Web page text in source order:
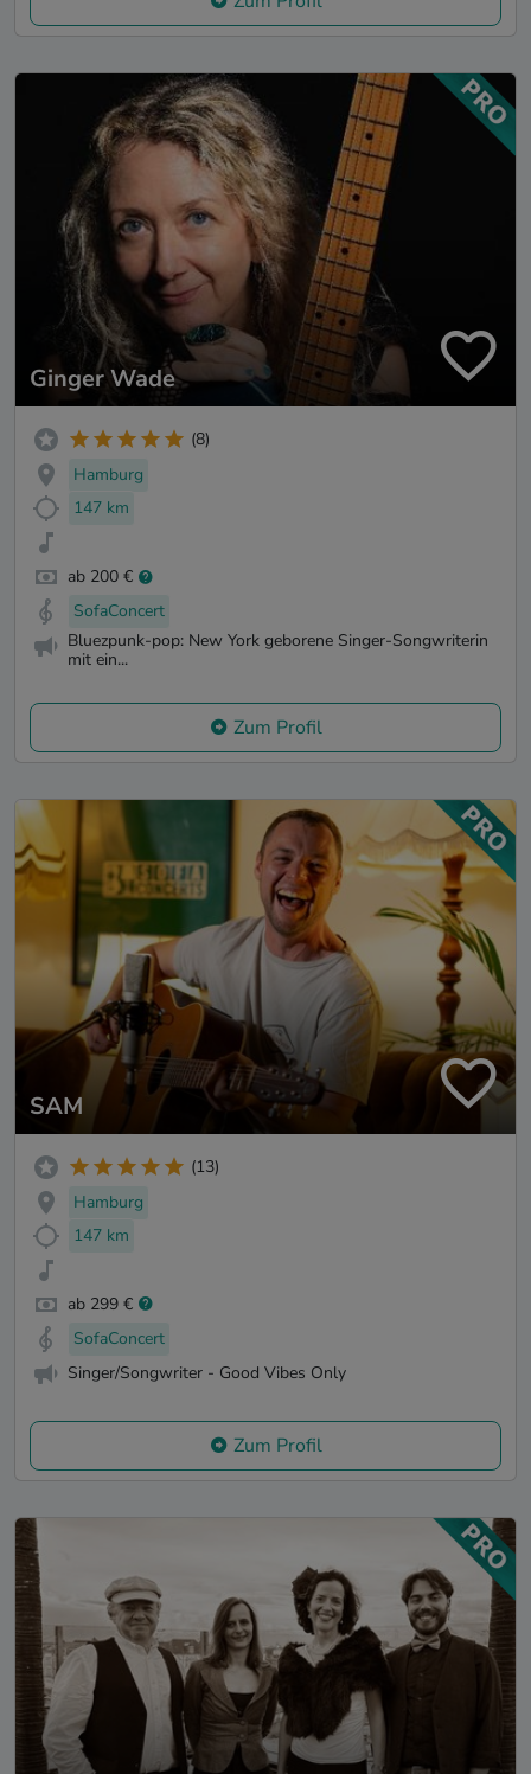
Ginger Wade
(8)
Hamburg
147 km
ab 200 €
SofaConcert
Bluezpunk-pop: New York geborene Singer-Songwriterin
mit ein...
Zum Profil
SAM
(13)
Hamburg
147 km
ab 299 €
SofaConcert
Singer/Songwriter - Good Vibes Only
Zum Profil